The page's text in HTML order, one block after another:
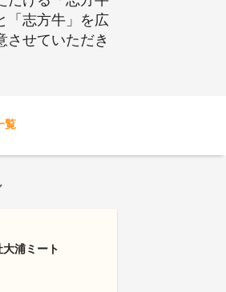
「志方牛」を広
させていただき
覧
浦ミート